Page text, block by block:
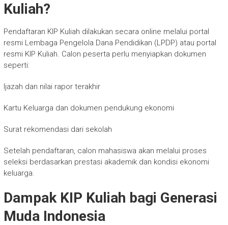
Kuliah?
Pendaftaran KIP Kuliah dilakukan secara online melalui portal
resmi Lembaga Pengelola Dana Pendidikan (LPDP) atau portal
resmi KIP Kuliah. Calon peserta perlu menyiapkan dokumen
seperti:
Ijazah dan nilai rapor terakhir
Kartu Keluarga dan dokumen pendukung ekonomi
Surat rekomendasi dari sekolah
Setelah pendaftaran, calon mahasiswa akan melalui proses
seleksi berdasarkan prestasi akademik dan kondisi ekonomi
keluarga.
Dampak KIP Kuliah bagi Generasi
Muda Indonesia